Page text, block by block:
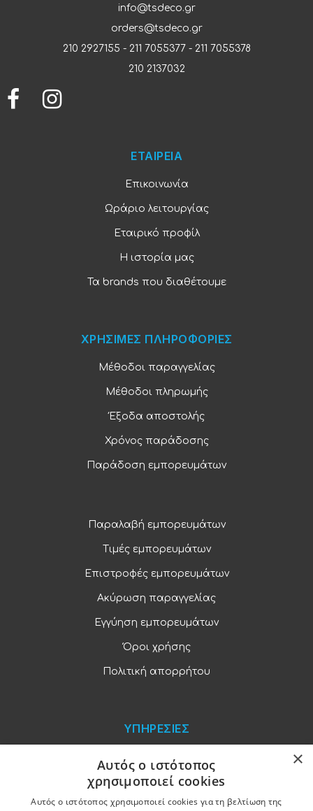
info@tsdeco.gr
orders@tsdeco.gr
210 2927155 - 211 7055377- 211 7055378
210 2137032
ΕΤΑΙΡΕΙΑ
Επικοινωνία
Ωράριο λειτουργίας
Εταιρικό προφίλ
Η ιστορία μας
Τα brands που διαθέτουμε
ΧΡΗΣΙΜΕΣ ΠΛΗΡΟΦΟΡΙΕΣ
Μέθοδοι παραγγελίας
Μέθοδοι πληρωμής
Έξοδα αποστολής
Χρόνος παράδοσης
Παράδοση εμπορευμάτων
Παραλαβή εμπορευμάτων
Τιμές εμπορευμάτων
Επιστροφές εμπορευμάτων
Ακύρωση παραγγελίας
Εγγύηση εμπορευμάτων
Όροι χρήσης
Πολιτική απορρήτου
ΥΠΗΡΕΣΙΕΣ
Παραγγελίες και πληρωμές
Χονδρική πώληση
×
Αυτός ο ιστότοπος
χρησιμοποιεί cookies
Αυτός ο ιστότοπος χρησιμοποιεί cookies για τη βελτίωση της